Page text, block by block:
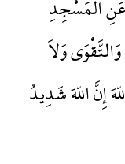
وَلاَ
إِنَّ اللّهَ شَدِيدُ